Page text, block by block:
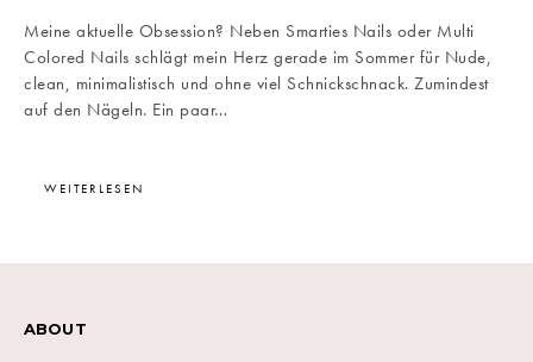
Meine aktuelle Obsession? Neben Smarties Nails oder Multi
Colored Nails schlägt mein Herz gerade im Sommer für Nude,
clean, minimalistisch und ohne viel Schnickschnack. Zumindest
auf den Nägeln. Ein paar…
WEITERLESEN
ABOUT